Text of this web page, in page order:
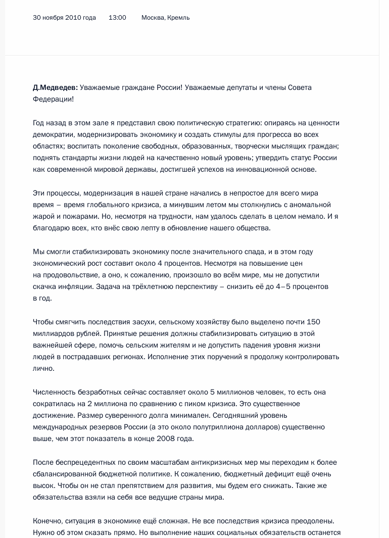
Информация о результатах рассмотрения обращения
6 июля 2011 года, 20:40
мобильной приёмной Президента России в Республике Татарстан
19 июня 2011 года, 13:00
Помощник Президента Аркадий Дворкович возглавил работу
мобильной приёмной Президента в Ленинградской области
16 июня 2011 года, 17:45
Об исполнении поручения Президента о внесении в Госдуму
законопроекта «О закупках товаров, работ, услуг
государственными корпорациями (компаниями), субъектами
комплекса»
26 апреля 2011 года, 19:40
электронной формы технической документации
на многоквартирные дома
7 апреля 2011 года, 18:00
30 ноября 2010 года 13:00 Москва, Кремль
Д.Медведев: Уважаемые граждане России! Уважаемые депутаты и члены Совета
Федерации!
Год назад в этом зале я представил свою политическую стратегию: опираясь на ценности
демократии, модернизировать экономику и создать стимулы для прогресса во всех
областях; воспитать поколение свободных, образованных, творчески мыслящих граждан;
поднять стандарты жизни людей на качественно новый уровень; утвердить статус России
как современной мировой державы, достигшей успехов на инновационной основе.
Эти процессы, модернизация в нашей стране начались в непростое для всего мира
время – время глобального кризиса, а минувшим летом мы столкнулись с аномальной
жарой и пожарами. Но, несмотря на трудности, нам удалось сделать в целом немало. И я
благодарю всех, кто внёс свою лепту в обновление нашего общества.
Мы смогли стабилизировать экономику после значительного спада, и в этом году
экономический рост составит около 4 процентов. Несмотря на повышение цен
на продовольствие, а оно, к сожалению, произошло во всём мире, мы не допустили
скачка инфляции. Задача на трёхлетнюю перспективу – снизить её до 4–5 процентов
в год.
Чтобы смягчить последствия засухи, сельскому хозяйству было выделено почти 150
миллиардов рублей. Принятые решения должны стабилизировать ситуацию в этой
важнейшей сфере, помочь сельским жителям и не допустить падения уровня жизни
людей в пострадавших регионах. Исполнение этих поручений я продолжу контролировать
лично.
Численность безработных сейчас составляет около 5 миллионов человек, то есть она
сократилась на 2 миллиона по сравнению с пиком кризиса. Это существенное
достижение. Размер суверенного долга минимален. Сегодняшний уровень
международных резервов России (а это около полутриллиона долларов) существенно
выше, чем этот показатель в конце 2008 года.
После беспрецедентных по своим масштабам антикризисных мер мы переходим к более
сбалансированной бюджетной политике. К сожалению, бюджетный дефицит ещё очень
высок. Чтобы он не стал препятствием для развития, мы будем его снижать. Такие же
обязательства взяли на себя все ведущие страны мира.
Конечно, ситуация в экономике ещё сложная. Не все последствия кризиса преодолены.
Нужно об этом сказать прямо. Но выполнение наших социальных обязательств останется